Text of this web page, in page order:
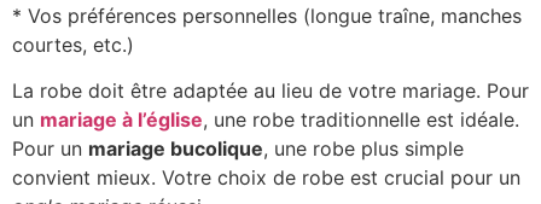
* Vos préférences personnelles (longue traîne, manches
courtes, etc.)
La robe doit être adaptée au lieu de votre mariage. Pour
un mariage à l’église, une robe traditionnelle est idéale.
Pour un mariage bucolique, une robe plus simple
convient mieux. Votre choix de robe est crucial pour un